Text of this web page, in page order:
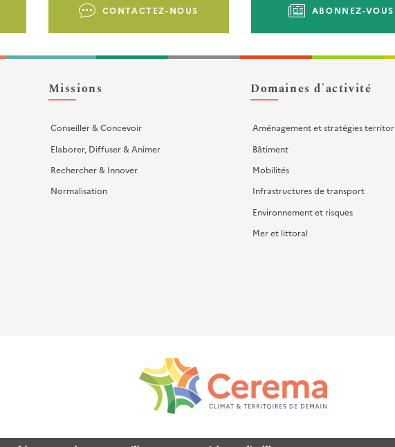
CONTACTEZ-NOUS ABONNEZ-VOUS
Missions
Conseiller & Concevoir
Elaborer, Diffuser & Animer
Rechercher & Innover
Normalisation
Domaines d'activité
Aménagement et stratégies
Bâtiment
Mobilités
Infrastructures de transport
Environnement et risques
Mer et littoral